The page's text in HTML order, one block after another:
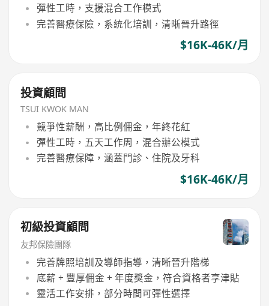
彈性工時，支援混合工作模式
完善醫療保險，系統化培訓，清晰晉升路徑
$16K-46K/月
投資顧問
TSUI KWOK MAN
競爭性薪酬，高比例佣金，年終花紅
彈性工時，五天工作周，混合辦公模式
完善醫療保障，涵蓋門診、住院及牙科
$16K-46K/月
初級投資顧問
友邦保險團隊
完善牌照培訓及導師指導，清晰晉升階梯
底薪 + 豐厚佣金 + 年度獎金，符合資格者享津貼
靈活工作安排，部分時間可彈性選擇